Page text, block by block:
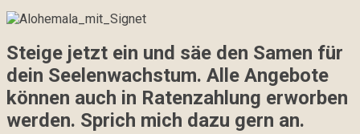
Steige jetzt ein und säe den Samen für
dein Seelenwachstum. Alle Angebote
können auch in Ratenzahlung erworben
werden. Sprich mich dazu gern an.